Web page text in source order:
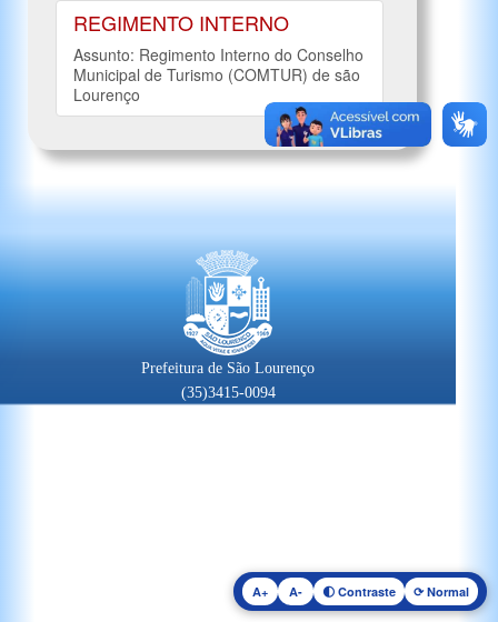
A+ A- 🌓 Contraste ⟳ Normal
REGIMENTO INTERNO
Assunto: Regimento Interno do Conselho
Municipal de Turismo (COMTUR) de são
Lourenço
Prefeitura de São Lourenço
(35)3415-0094